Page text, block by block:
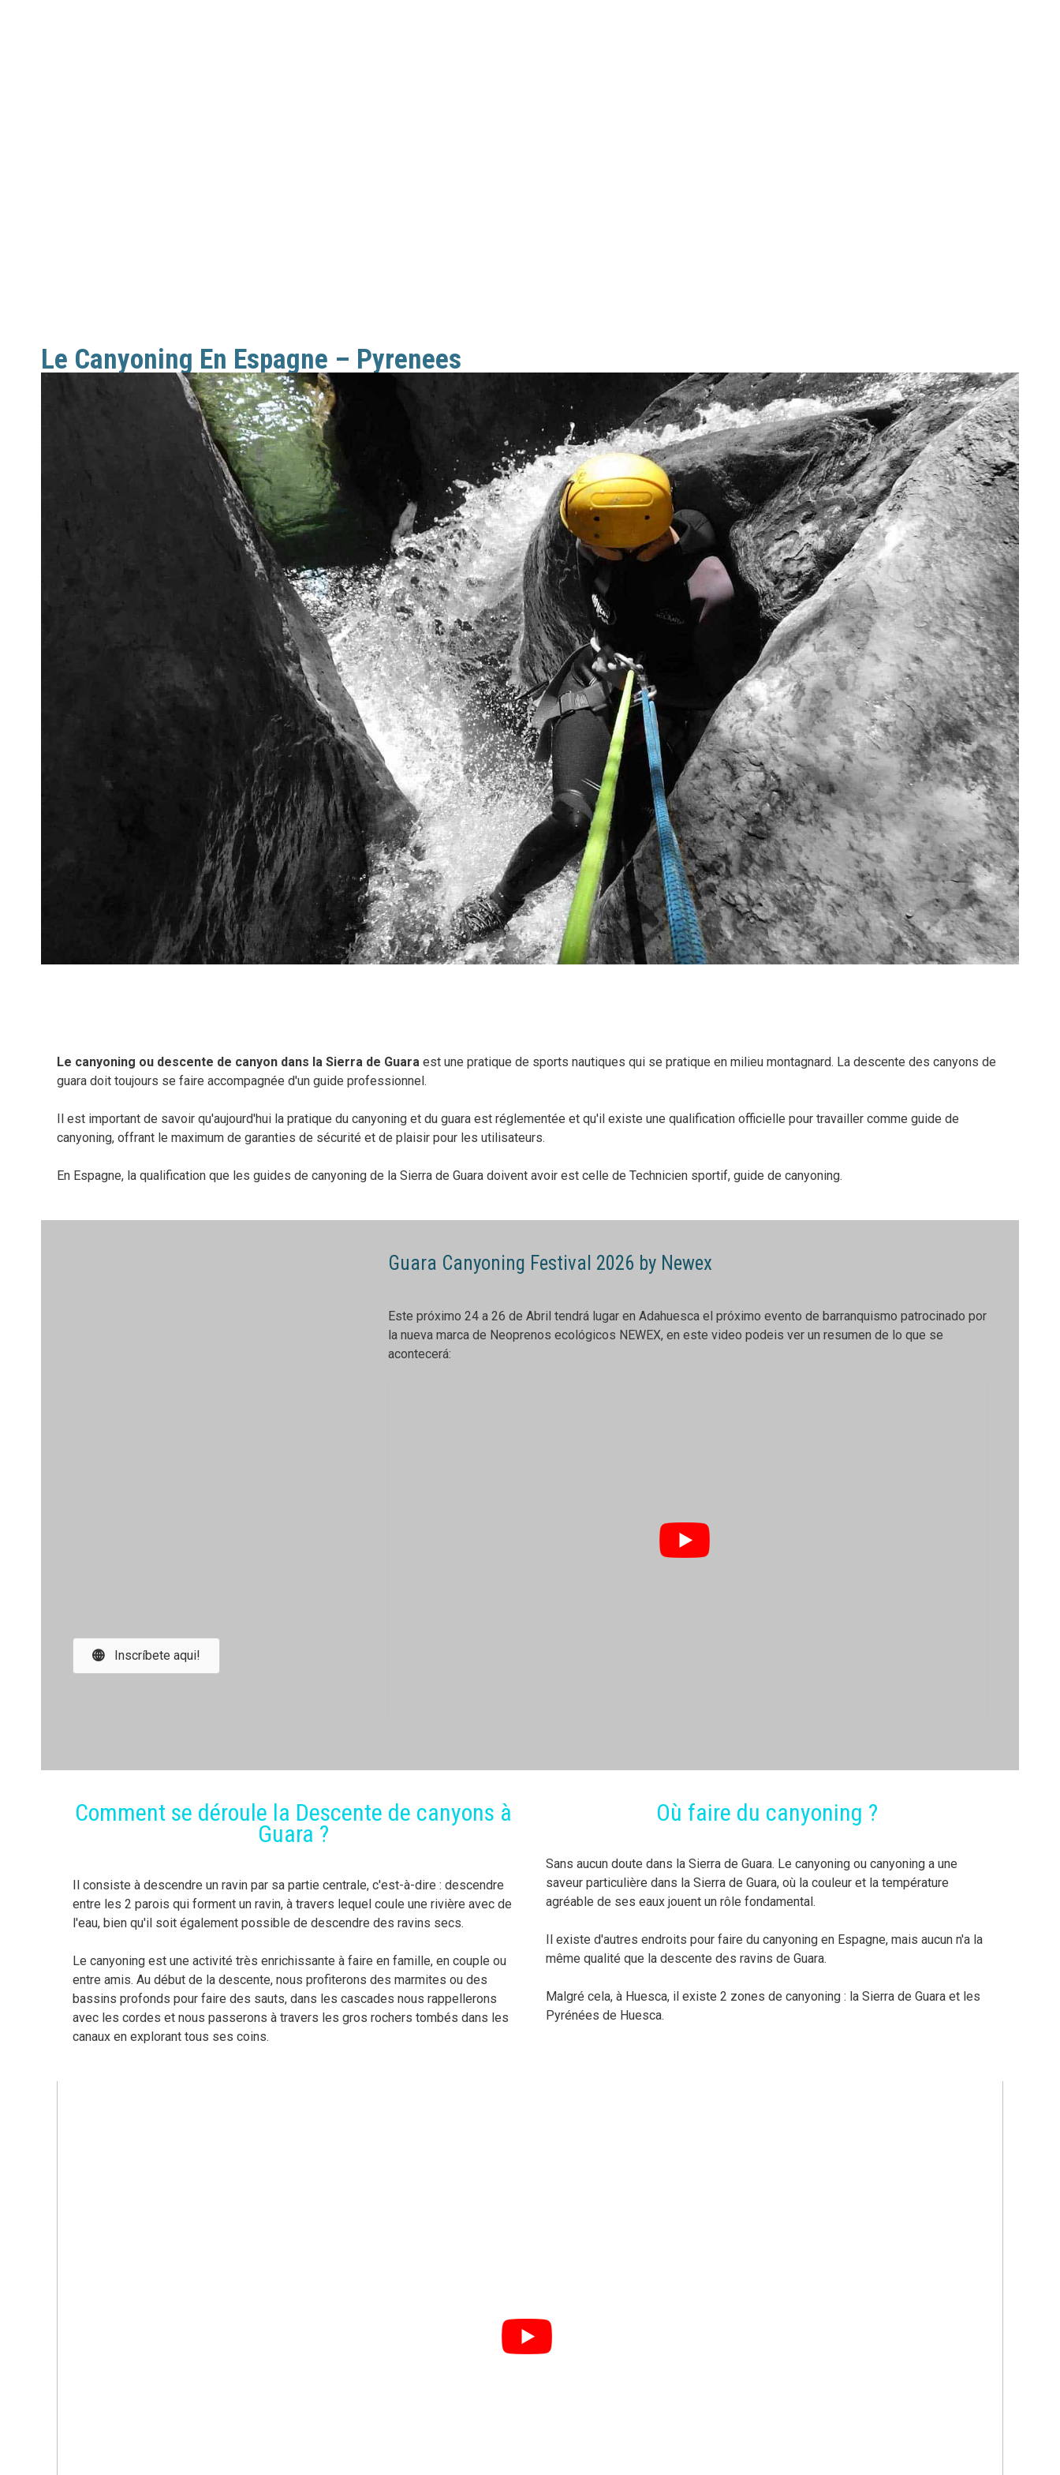
Le Canyoning En Espagne – Pyrenees
Le canyoning ou descente de canyon dans la Sierra de Guara est une pratique de sports nautiques qui se pratique en milieu montagnard. La descente des canyons de
guara doit toujours se faire accompagnée d'un guide professionnel.
Il est important de savoir qu'aujourd'hui la pratique du canyoning et du guara est réglementée et qu'il existe une qualification officielle pour travailler comme guide de
canyoning, offrant le maximum de garanties de sécurité et de plaisir pour les utilisateurs.
En Espagne, la qualification que les guides de canyoning de la Sierra de Guara doivent avoir est celle de Technicien sportif, guide de canyoning.
Inscríbete aqui!
Guara Canyoning Festival 2026 by Newex
Este próximo 24 a 26 de Abril tendrá lugar en Adahuesca el próximo evento de barranquismo patrocinado por
la nueva marca de Neoprenos ecológicos NEWEX, en este video podeis ver un resumen de lo que se
acontecerá:
Comment se déroule la Descente de canyons à
Guara ?
Il consiste à descendre un ravin par sa partie centrale, c'est-à-dire : descendre
entre les 2 parois qui forment un ravin, à travers lequel coule une rivière avec de
l'eau, bien qu'il soit également possible de descendre des ravins secs.
Le canyoning est une activité très enrichissante à faire en famille, en couple ou
entre amis. Au début de la descente, nous profiterons des marmites ou des
bassins profonds pour faire des sauts, dans les cascades nous rappellerons
avec les cordes et nous passerons à travers les gros rochers tombés dans les
canaux en explorant tous ses coins.
Où faire du canyoning ?
Sans aucun doute dans la Sierra de Guara. Le canyoning ou canyoning a une
saveur particulière dans la Sierra de Guara, où la couleur et la température
agréable de ses eaux jouent un rôle fondamental.
Il existe d'autres endroits pour faire du canyoning en Espagne, mais aucun n'a la
même qualité que la descente des ravins de Guara.
Malgré cela, à Huesca, il existe 2 zones de canyoning : la Sierra de Guara et les
Pyrénées de Huesca.